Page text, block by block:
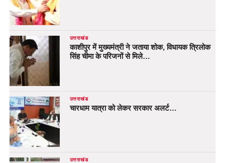
उत्तराखंड
काशीपुर में मुख्यमंत्री ने जताया शोक, विधायक त्रिलोक
सिंह चीमा के परिजनों से मिले…
उत्तराखंड
चारधाम यात्रा को लेकर सरकार अलर्ट…
उत्तराखंड